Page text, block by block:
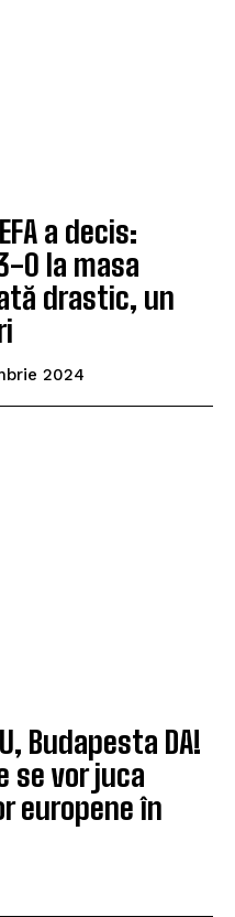
a decis:
0 la masa
drastic, un
2024
Budapesta DA!
se vor juca
europene în